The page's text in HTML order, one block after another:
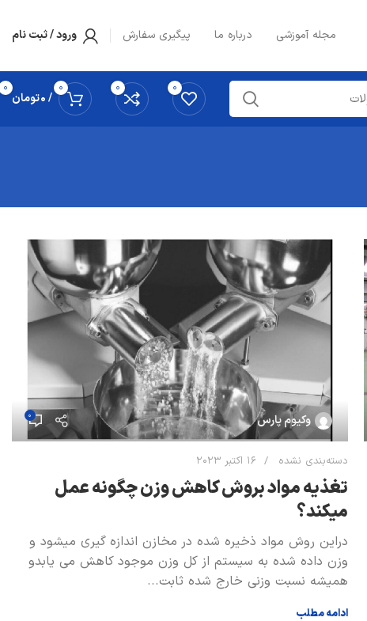
مجله آموزشی درباره ما پیگیری سفارش ورود / ثبت نام
0
0
0
0
/
0تومان
وکیوم پارس 0
دسته‌بندی نشده 16 اکتبر 2023
تغذیه مواد بروش کاهش وزن چگونه عمل
میکند؟
دراین روش مواد ذخیره شده در مخازن اندازه گیری میشود و
وزن داده شده به سیستم از کل وزن موجود کاهش می یابدو
همیشه نسبت وزنی خارج شده ثابت...
ادامه مطلب